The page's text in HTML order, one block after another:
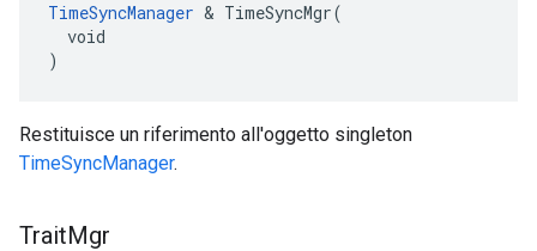
TimeSyncManager & TimeSyncMgr(
  void
)
Restituisce un riferimento all'oggetto singleton
TimeSyncManager.
TraitMgr